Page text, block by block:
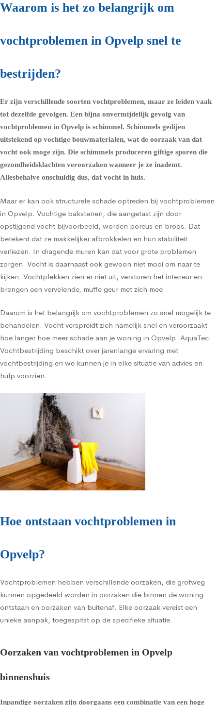
Waarom is het zo belangrijk om
vochtproblemen in Opvelp snel te
bestrijden?
Er zijn verschillende soorten vochtproblemen, maar ze leiden vaak
tot dezelfde gevolgen. Een bijna onvermijdelijk gevolg van
vochtproblemen in Opvelp is schimmel. Schimmels gedijen
uitstekend op vochtige bouwmaterialen, wat de oorzaak van dat
vocht ook moge zijn. Die schimmels produceren giftige sporen die
gezondheidsklachten veroorzaken wanneer je ze inademt.
Allesbehalve onschuldig dus, dat vocht in huis.
Maar er kan ook structurele schade optreden bij vochtproblemen
in Opvelp. Vochtige bakstenen, die aangetast zijn door
opstijgend vocht bijvoorbeeld, worden poreus en broos. Dat
betekent dat ze makkelijker afbrokkelen en hun stabiliteit
verliezen. In dragende muren kan dat voor grote problemen
zorgen. Vocht is daarnaast ook gewoon niet mooi om naar te
kijken. Vochtplekken zien er niet uit, verstoren het interieur en
brengen een vervelende, muffe geur met zich mee.
Daarom is het belangrijk om vochtproblemen zo snel mogelijk te
behandelen. Vocht verspreidt zich namelijk snel en veroorzaakt
hoe langer hoe meer schade aan je woning in Opvelp. AquaTec
Vochtbestrijding beschikt over jarenlange ervaring met
vochtbestrijding en we kunnen je in elke situatie van advies en
hulp voorzien.
Hoe ontstaan vochtproblemen in
Opvelp?
Vochtproblemen hebben verschillende oorzaken, die grofweg
kunnen opgedeeld worden in oorzaken die binnen de woning
ontstaan en oorzaken van buitenaf. Elke oorzaak vereist een
unieke aanpak, toegespitst op de specifieke situatie.
Oorzaken van vochtproblemen in Opvelp
binnenshuis
Inpandige oorzaken zijn doorgaans een combinatie van een hoge